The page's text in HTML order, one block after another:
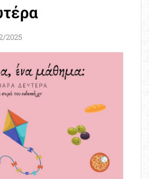
2025